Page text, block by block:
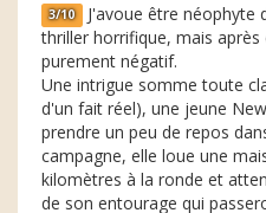
3/10 J'avoue être néophyte
thriller horrifique, mais
purement négatif.
Une intrigue somme toute
d'un fait réel), une jeune
prendre un peu de repos
campagne, elle loue une
kilomètres à la ronde et
de son entourage qui